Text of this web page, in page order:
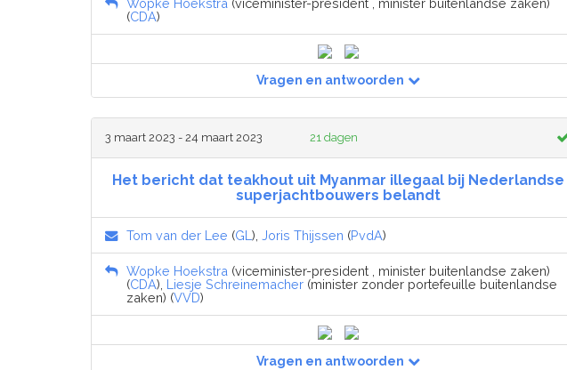
Wopke Hoekstra (viceminister-president , minister buitenlandse zaken)
(CDA)
Vragen en antwoorden
3 maart 2023 - 24 maart 2023 21 dagen
Het bericht dat teakhout uit Myanmar illegaal bij Nederlandse
superjachtbouwers belandt
Tom van der Lee (GL ), Joris Thijssen (PvdA)
Wopke Hoekstra (viceminister-president , minister buitenlandse zaken)
(CDA), Liesje Schreinemacher (minister zonder portefeuille buitenlandse
zaken) (VVD)
Vragen en antwoorden